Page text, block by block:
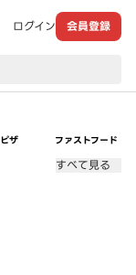
ログイン 会員登録
ピザ ファストフード
すべて見る